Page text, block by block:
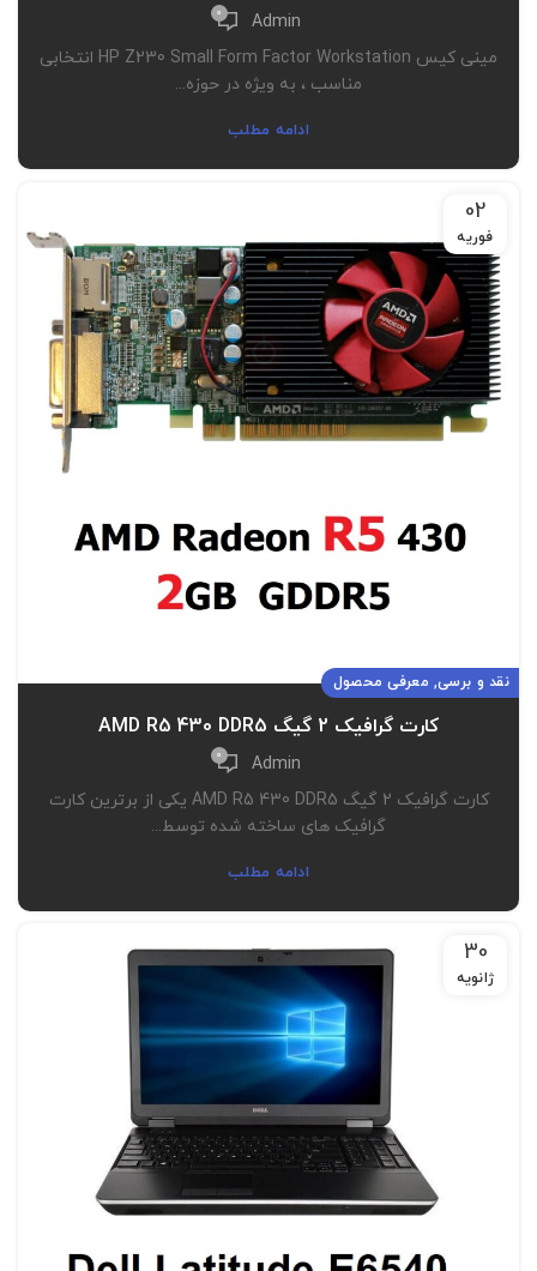
Admin
0
مینی کیس HP Z230 Small Form Factor Workstation انتخابی
مناسب ، به ویژه در حوزه...
ادامه مطلب
02
فوریه
نقد و برسی, معرفی محصول
کارت گرافیک 2 گیگ AMD R5 430 DDR5
Admin
0
کارت گرافیک 2 گیگ AMD R5 430 DDR5 یکی از برترین کارت
گرافیک های ساخته شده توسط...
ادامه مطلب
30
ژانویه